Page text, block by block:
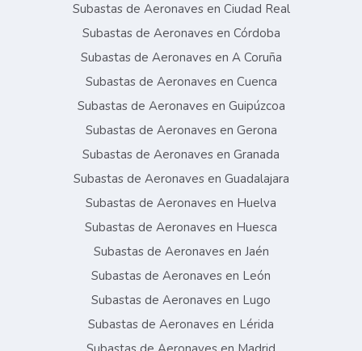
Subastas de Aeronaves en Ciudad Real
Subastas de Aeronaves en Córdoba
Subastas de Aeronaves en A Coruña
Subastas de Aeronaves en Cuenca
Subastas de Aeronaves en Guipúzcoa
Subastas de Aeronaves en Gerona
Subastas de Aeronaves en Granada
Subastas de Aeronaves en Guadalajara
Subastas de Aeronaves en Huelva
Subastas de Aeronaves en Huesca
Subastas de Aeronaves en Jaén
Subastas de Aeronaves en León
Subastas de Aeronaves en Lugo
Subastas de Aeronaves en Lérida